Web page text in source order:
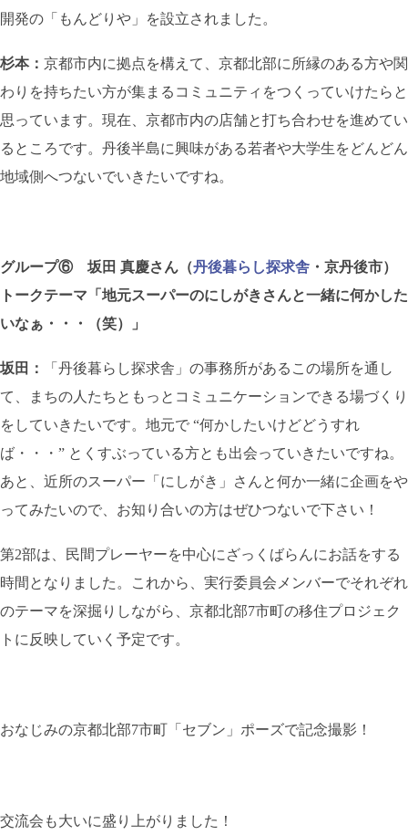
開発の「もんどりや」を設立されました。
杉本： 京都市内に拠点を構えて、京都北部に所縁のある方や関
わりを持ちたい方が集まるコミュニティをつくっていけたらと
思っています。現在、京都市内の店舗と打ち合わせを進めてい
るところです。丹後半島に興味がある若者や大学生をどんどん
地域側へつないでいきたいですね。
グループ⑥ 坂田 真慶さん（丹後暮らし探求舎 ・京丹後市）
トークテーマ「地元スーパーのにしがきさんと一緒に何かした
いなぁ・・・（笑）」
坂田：
「丹後暮らし探求舎」の事務所があるこの場所を通し
て、まちの人たちともっとコミュニケーションできる場づくり
をしていきたいです。地元で “何かしたいけどどうすれ
ば・・・” とくすぶっている方とも出会っていきたいですね。
あと、近所のスーパー「にしがき」さんと何か一緒に企画をや
ってみたいので、お知り合いの方はぜひつないで下さい！
第2部は、民間プレーヤーを中心にざっくばらんにお話をする
時間となりました。これから、実行委員会メンバーでそれぞれ
のテーマを深掘りしながら、京都北部7市町の移住プロジェク
トに反映していく予定です。
おなじみの京都北部7市町「セブン」ポーズで記念撮影！
交流会も大いに盛り上がりました！